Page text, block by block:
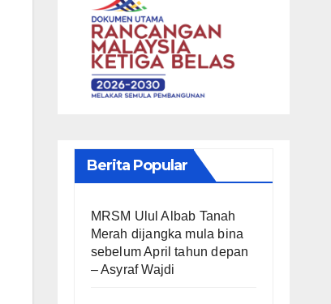
Berita Popular
MRSM Ulul Albab Tanah
Merah dijangka mula bina
sebelum April tahun depan
– Asyraf Wajdi